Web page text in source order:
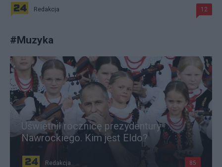
Redakcja 12
#Muzyka
Uświetnił rocznicę prezydentury
Nawrockiego. Kim jest Eldo?
Redakcja 85